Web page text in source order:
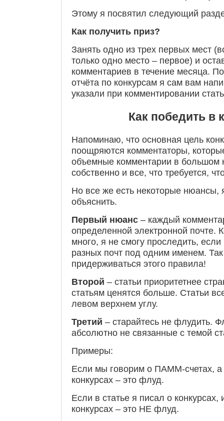
Этому я посвятил следующий
Как получить приз?
Занять одно из трех первых мест
только одно место – первое) и
комментариев в течение месяца.
отчёта по конкурсам я сам вам
указали при комментировании
Как победить в
Напоминаю, что основная цель
поощряются комментаторы,
объемные комментарии в большом
собственно и все, что требуется,
Но все же есть некоторые нюансы,
объяснить.
Первый нюанс – каждый
определенной электронной почте.
много, я не смогу проследить, если
разных почт под одним именем. Так
придерживаться этого правила!
Второй – статьи приоритетнее
статьям ценятся больше. Статьи
левом верхнем углу.
Третий – старайтесь не флудить.
абсолютно не связанные с темой
Примеры:
Если мы говорим о ПАММ-счетах, а
конкурсах – это флуд.
Если в статье я писал о конкурсах,
конкурсах – это НЕ флуд.